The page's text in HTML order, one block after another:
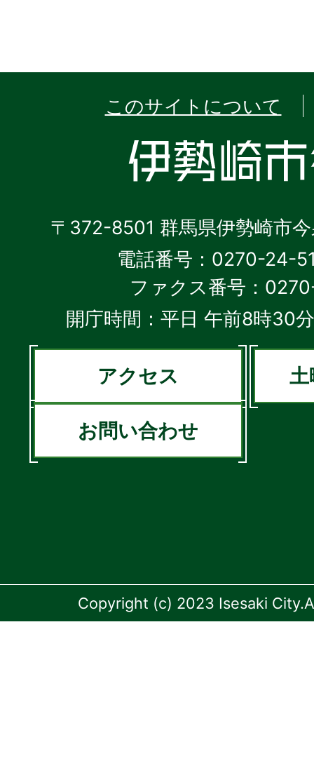
このサイトについて
〒372-8501 群馬県伊勢崎市
電話番号：0270-24-
ファクス番号：
開庁時間：平日 午前8時30
アクセス 土
お問い合わせ
Copyright (c) 2023 Isesaki